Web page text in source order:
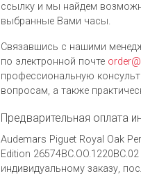
ссылку и мы найдем
выбранные Вами часы.
Связавшись с нашими
по электронной почте
профессиональную
вопросам, а также
Предварительная оплата
Audemars Piguet Royal Oak
Edition
индивидуальному заказу,